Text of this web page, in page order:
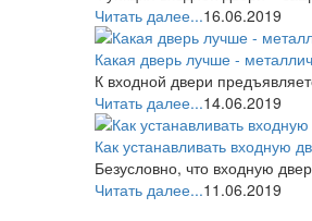
Читать далее...16.06.2019
Какая дверь лучше -
К входной двери
Читать далее...14.06.2019
Как устанавливать входную
Безусловно, что входную
Читать далее...11.06.2019